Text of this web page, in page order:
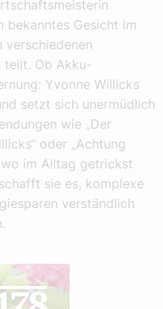
bekanntes Gesicht im
verschiedenen
teilt. Ob Akku-
Yvonne Willicks
setzt sich unermüdlich
wie „Der
oder „Achtung
im Alltag getrickst
sie es, komplexe
verständlich